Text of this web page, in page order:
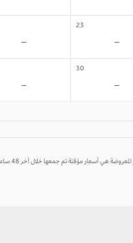
23
-
-
30
-
-
هي أسعار مؤقتة تم جمعها خلال آخر 48 ساعة وقد لا تكون متاحة وقت الحجز